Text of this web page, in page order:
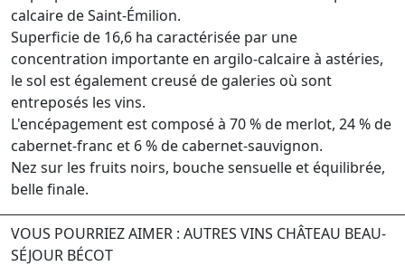
calcaire de Saint-Émilion.
Superficie de 16,6 ha caractérisée par une
concentration importante en argilo-calcaire à astéries,
le sol est également creusé de galeries où sont
entreposés les vins.
L'encépagement est composé à 70 % de merlot, 24 % de
cabernet-franc et 6 % de cabernet-sauvignon.
Nez sur les fruits noirs, bouche sensuelle et équilibrée,
belle finale.
VOUS POURRIEZ AIMER : AUTRES VINS CHÂTEAU BEAU-
SÉJOUR BÉCOT